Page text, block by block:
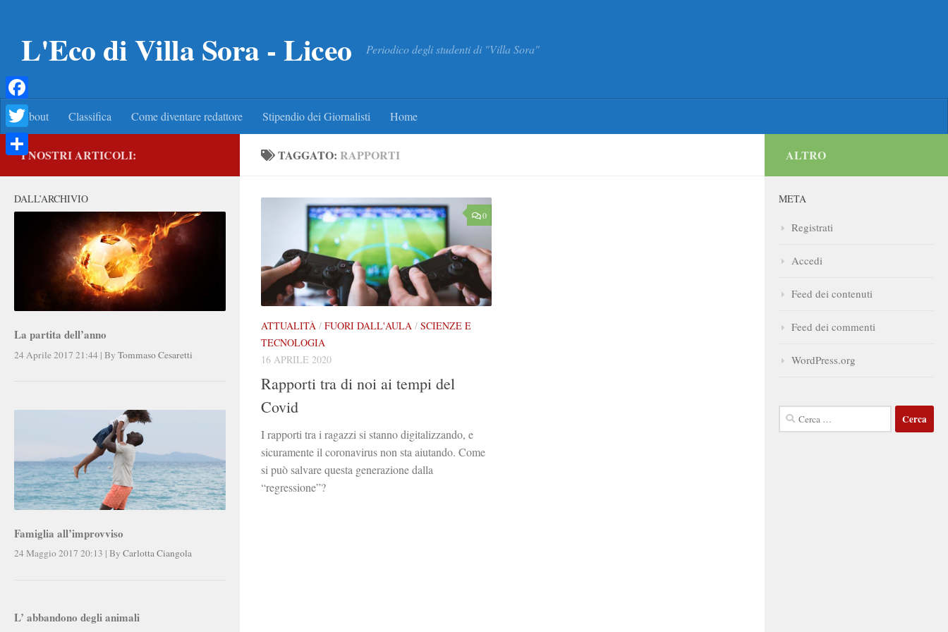
L'Eco di Villa Sora - Liceo Periodico degli studenti di "Villa Sora"
About Classifica Come diventare redattore Stipendio dei Giornalisti Home
TAGGATO: RAPPORTI
0
ATTUALITÀ / FUORI DALL'AULA / SCIENZE E
TECNOLOGIA
16 APRILE 2020
Rapporti tra di noi ai tempi del
Covid
I rapporti tra i ragazzi si stanno digitalizzando, e
sicuramente il coronavirus non sta aiutando. Come
si può salvare questa generazione dalla
“regressione”?
I NOSTRI ARTICOLI:
DALL’ARCHIVIO
La partita dell’anno
24 Aprile 2017 21:44 | By Tommaso Cesaretti
Famiglia all’improvviso
24 Maggio 2017 20:13 | By Carlotta Ciangola
L’ abbandono degli animali
ALTRO
META
Registrati
Accedi
Feed dei contenuti
Feed dei commenti
WordPress.org
Ricerca
per:
Facebook
Twitter